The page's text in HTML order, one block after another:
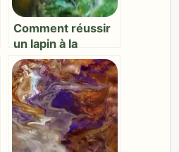
Comment réussir
un lapin à la
moutarde
succulent